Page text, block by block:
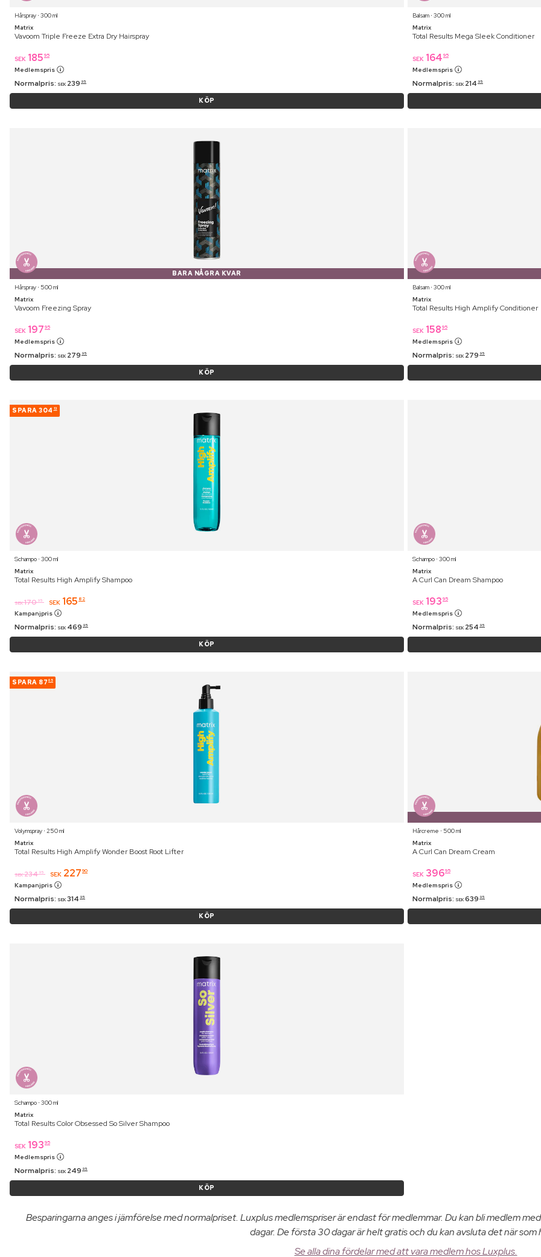
Hårspray ⋅ 300 ml
Matrix
Vavoom Triple Freeze Extra Dry Hairspray
SEK 185 95
Medlemspris
Normalpris: SEK 239 95
KÖP
Balsam ⋅ 300 ml
Matrix
Total Results Mega Sleek Conditioner
SEK 164 95
Medlemspris
Normalpris: SEK 214 95
BARA NÅGRA KVAR
Hårspray ⋅ 500 ml
Matrix
Vavoom Freezing Spray
SEK 197 95
Medlemspris
Normalpris: SEK 279 95
KÖP
Balsam ⋅ 300 ml
Matrix
Total Results High Amplify Conditioner
SEK 158 95
Medlemspris
Normalpris: SEK 279 95
SPARA 304 13
Schampo ⋅ 300 ml
Matrix
Total Results High Amplify Shampoo
SEK 170 95 SEK 165 82
Kampanjpris
Normalpris: SEK 469 95
KÖP
Schampo ⋅ 300 ml
Matrix
A Curl Can Dream Shampoo
SEK 193 95
Medlemspris
Normalpris: SEK 254 95
SPARA 87 05
Volymspray ⋅ 250 ml
Matrix
Total Results High Amplify Wonder Boost Root Lifter
SEK 234 95 SEK 227 90
Kampanjpris
Normalpris: SEK 314 95
KÖP
Hårcreme ⋅ 500 ml
Matrix
A Curl Can Dream Cream
SEK 39695
Medlemspris
Normalpris: SEK 639 95
Schampo ⋅ 300 ml
Matrix
Total Results Color Obsessed So Silver Shampoo
SEK 193 95
Medlemspris
Normalpris: SEK 249 95
KÖP
Besparingarna anges i jämförelse med normalpriset. Luxplus medlemspriser är endast för medlemmar. Du kan bli medlem
dagar. De första 30 dagar är helt gratis och du kan avsluta det när som
Se alla dina fördelar med att vara medlem hos Luxplus.